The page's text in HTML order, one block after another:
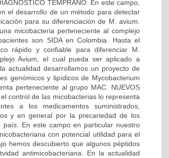
TEMPRANO: En este campo,
el desarrollo de un método para detectar
para su diferenciación de M. avium.
micobacteria perteneciente al complejo
son SIDA en Colombia. Hasta el
rápido y confiable para diferenciar M.
Avium, el cual pueda ser aplicado a
actualidad desarrollamos un proyecto de
genómicos y lipídicos de Mycobacterium
perteneciente al grupo MAC. NUEVOS
control de las micobacterias lo representa
a los medicamentos suministrados,
y en general por la precariedad de los
En este campo en particular nuestro
con potencial utilidad para el
hemos descubierto que algunos péptidos
antimicobacteriana. En la actualidad